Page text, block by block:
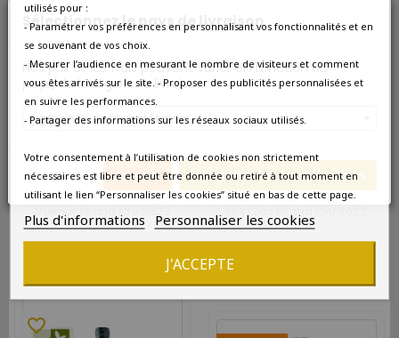
Sélectionnez le pays de livraison
Nos prix et les frais peuvent varier en fonction du
pays/de la région de livraison.
France métropolitaine
Annuler Enregistrer les modifications
DISPONIBLE À L'UNITÉ
Christian Moreau Chablis
Valmur Grand Cru 2023
DISPONIBLE À L'UNITÉ
Christian Moreau Chablis
Les Clos Grand Cru 2022
78,80 €
favorite_border
utilisés pour :
- Paramétrer vos préférences en personnalisant vos fonctionnalités et en
se souvenant de vos choix.
- Mesurer l’audience en mesurant le nombre de visiteurs et comment
vous êtes arrivés sur le site. - Proposer des publicités personnalisées et
en suivre les performances.
- Partager des informations sur les réseaux sociaux utilisés.
Votre consentement à l’utilisation de cookies non strictement
nécessaires est libre et peut être donnée ou retiré à tout moment en
utilisant le lien “Personnaliser les cookies” situé en bas de cette page.
Plus d'informations Personnaliser les cookies
J'ACCEPTE